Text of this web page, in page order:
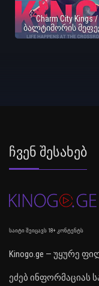
Charm City Kings /
ბალტიმორის
Ჩვენ Შესახებ
საიტი შეიცავს 18+ კონტენტს
Kinogo.ge — უყურე
ეძებ ინფორმაციას